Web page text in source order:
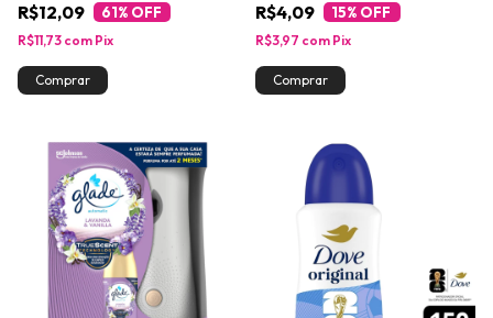
R$12,09 61% OFF
R$11,73 com Pix
R$4,09 15% OFF
R$3,97 com Pix